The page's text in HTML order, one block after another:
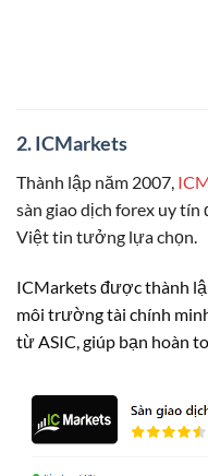
2. ICMarkets
Thành lập năm 2007,
sàn giao dịch forex uy
Việt tin tưởng lựa chọn.
ICMarkets được thành
môi trường tài chính
từ ASIC, giúp bạn hoàn